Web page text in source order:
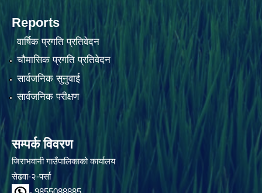
Reports
वार्षिक प्रगति प्रतिवेदन
चौमासिक प्रगति प्रतिवेदन
सार्वजनिक सुनुवाई
सार्वजनिक परीक्षण
सम्पर्क विवरण
जिराभवानी गाउँपालिकाको कार्यालय
सेढवा-२-पर्सा